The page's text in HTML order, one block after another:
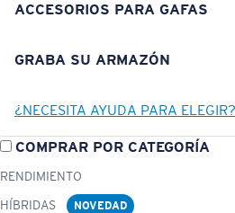
ACCESORIOS PARA GAFAS
GRABA SU ARMAZÓN
¿NECESITA AYUDA PARA ELEGIR?
COMPRAR POR CATEGORÍA
RENDIMIENTO
HÍBRIDAS
NOVEDAD